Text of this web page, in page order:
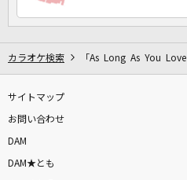
カラオケ検索 「As Long As You
サイトマップ
お問い合わせ
DAM
DAM★とも